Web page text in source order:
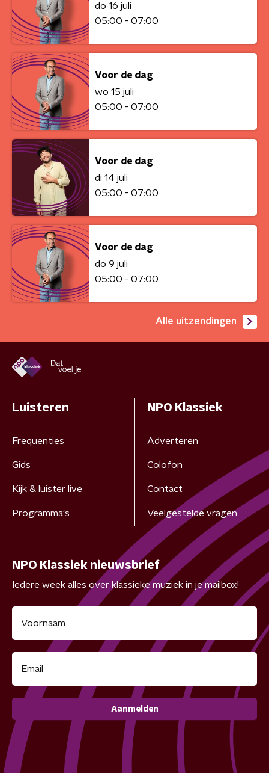
do 16 juli
05:00 - 07:00
Voor de dag
wo 15 juli
05:00 - 07:00
Voor de dag
di 14 juli
05:00 - 07:00
Voor de dag
do 9 juli
05:00 - 07:00
Alle uitzendingen
Luisteren
Frequenties
Gids
Kijk & luister live
Programma's
NPO Klassiek
Adverteren
Colofon
Contact
Veelgestelde vragen
NPO Klassiek nieuwsbrief
Iedere week alles over klassieke muziek in je mailbox!
Aanmelden